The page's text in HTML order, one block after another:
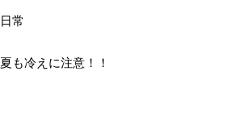
日常
夏も冷えに注意！！